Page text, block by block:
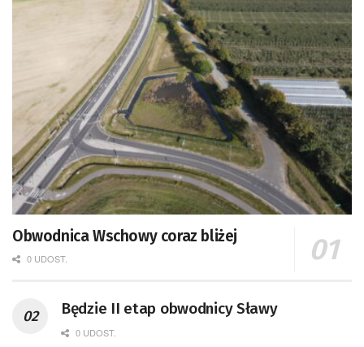
Obwodnica Wschowy coraz bliżej
0 UDOST.
Będzie II etap obwodnicy Sławy
0 UDOST.